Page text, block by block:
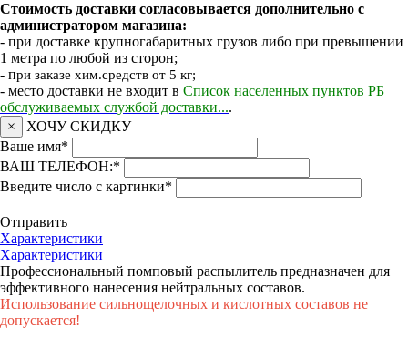
Стоимость доставки согласовывается дополнительно с
администратором магазина:
- при доставке крупногабаритных грузов либо при превышении
1 метра по любой из сторон;
- при заказе хим.средств от 5 кг;
- место доставки не входит в Список населенных пунктов РБ
обслуживаемых службой доставки....
×
ХОЧУ СКИДКУ
Ваше имя*
ВАШ ТЕЛЕФОН:*
Введите число с картинки*
Отправить
Характеристики
Характеристики
Профессиональный помповый распылитель предназначен для
эффективного нанесения нейтральных составов.
Использование сильнощелочных и кислотных составов не
допускается!